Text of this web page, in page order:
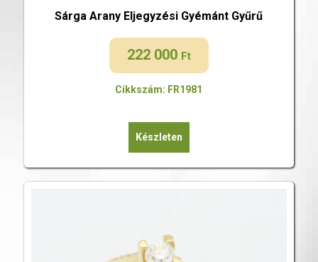
Sárga Arany Eljegyzési Gyémánt Gyűrű
222 000 Ft
Cikkszám: FR1981
Készleten